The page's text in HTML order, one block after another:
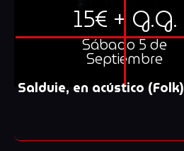
15€ + G.G.
Sábado 5 de
Septiembre
Salduie, en acústico (Folk)